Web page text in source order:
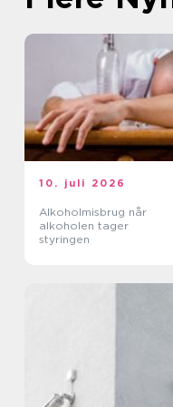
10. juli 2026
Alkoholmisbrug når
alkoholen tager
styringen